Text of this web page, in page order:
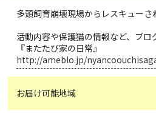
多頭飼育崩壊現場からレスキューさ
活動内容や保護猫の情報など、ブロ
『またたび家の日常』
http://ameblo.jp/
お届け可能地域